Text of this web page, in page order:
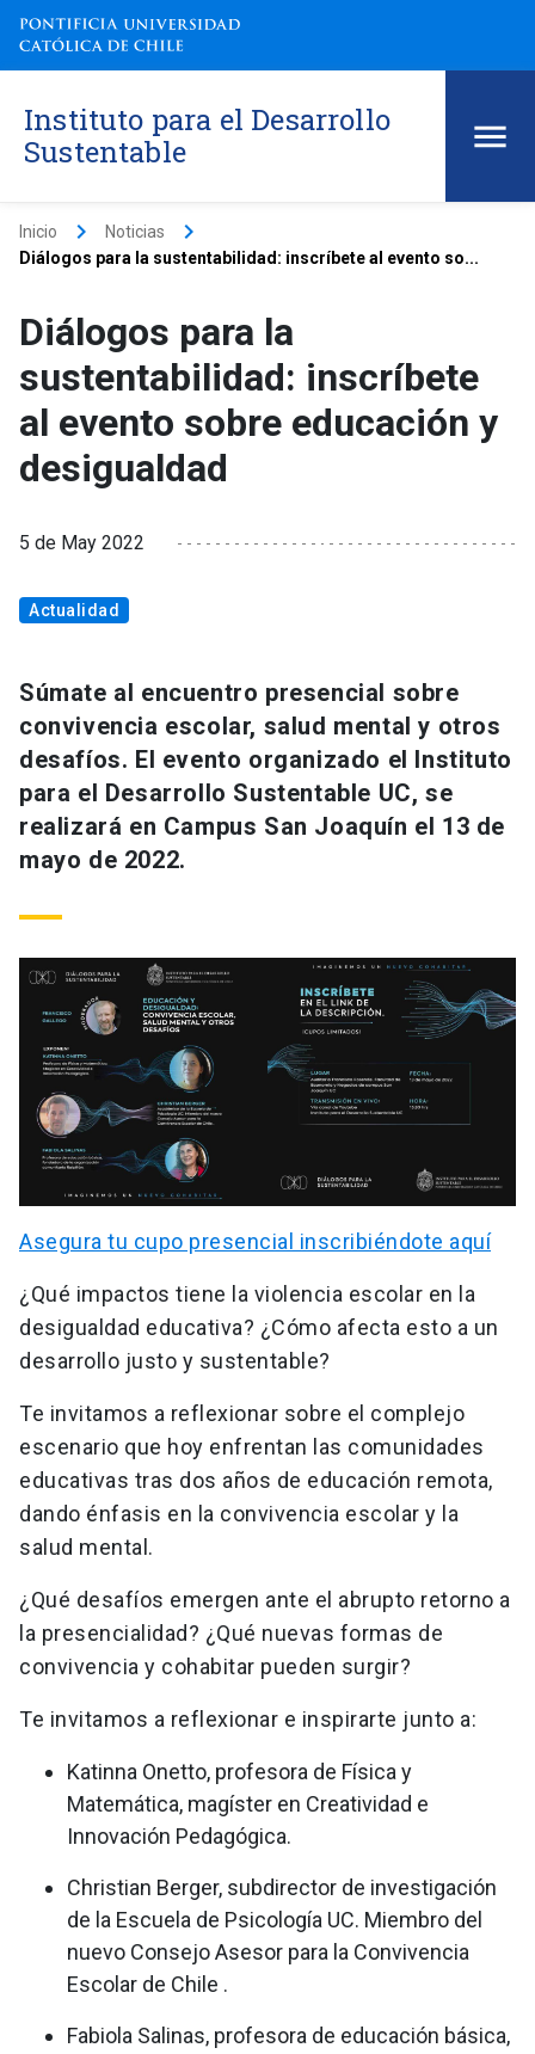
Instituto para el Desarrollo
Sustentable
Inicio keyboard_arrow_right Noticias keyboard_arrow_right
Diálogos para la sustentabilidad: inscríbete al evento so...
Diálogos para la
sustentabilidad: inscríbete
al evento sobre educación y
desigualdad
5 de May 2022
Actualidad
Súmate al encuentro presencial sobre
convivencia escolar, salud mental y otros
desafíos. El evento organizado el Instituto
para el Desarrollo Sustentable UC, se
realizará en Campus San Joaquín el 13 de
mayo de 2022.
Asegura tu cupo presencial inscribiéndote aquí
¿Qué impactos tiene la violencia escolar en la
desigualdad educativa? ¿Cómo afecta esto a un
desarrollo justo y sustentable?
Te invitamos a reflexionar sobre el complejo
escenario que hoy enfrentan las comunidades
educativas tras dos años de educación remota,
dando énfasis en la convivencia escolar y la
salud mental.
¿Qué desafíos emergen ante el abrupto retorno a
la presencialidad? ¿Qué nuevas formas de
convivencia y cohabitar pueden surgir?
Te invitamos a reflexionar e inspirarte junto a:
Katinna Onetto, profesora de Física y
Matemática, magíster en Creatividad e
Innovación Pedagógica.
Christian Berger, subdirector de investigación
de la Escuela de Psicología UC. Miembro del
nuevo Consejo Asesor para la Convivencia
Escolar de Chile .
Fabiola Salinas, profesora de educación básica,